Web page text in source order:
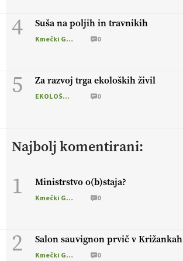
4 Suša na poljih in travnikih
Kmečki Glas 0
5 Za razvoj trga ekoloških živil
EKOLOŠKO LOGIČNO 0
Najbolj komentirani:
1 Ministrstvo o(b)staja?
Kmečki Glas 0
2 Salon sauvignon prvič v Križankah
Kmečki Glas 0